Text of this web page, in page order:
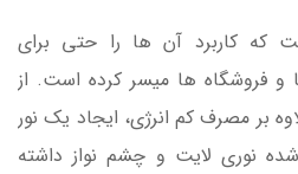
که کاربرد آن ها را حتی برای
و فروشگاه ها میسر کرده است. از
بر مصرف کم انرژی، ایجاد یک نور
نوری لایت و چشم نواز داشته